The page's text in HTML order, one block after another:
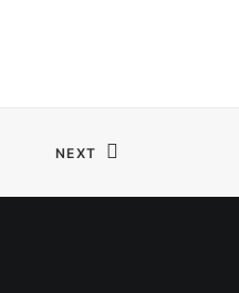
NEXT